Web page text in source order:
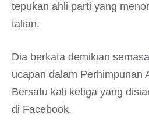
tepukan ahli parti yang
talian.
Dia berkata demikian
ucapan dalam Perhimpunan
Bersatu kali ketiga yang
di Facebook.